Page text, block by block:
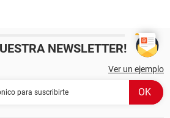
NEWSLETTER!
Ver un ejemplo